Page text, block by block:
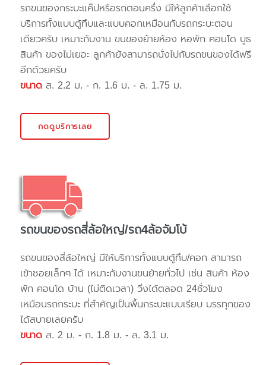
รถขนของกระบะแค๊ปหรือรถตอนครึ่ง มีให้ลูกค้าเลือกใช้
บริการทั้งแบบตู้ทึบและแบบคอกเหมือนกับรถกระบะตอน
เดียวครับ เหมาะกับงาน ขนของย้ายห้อง หอพัก คอนโด บูธ
สินค้า ของไม่เยอะ ลูกค้ายังสามารถนั่งไปกับรถขนของได้ฟรี
อีกด้วยครับ
ขนาด ส. 2.2 ม. - ก. 1.6 ม. - ล. 1.75 ม.
กดดูบริการเลย
รถขนของรถสี่ล้อใหญ่/รถ4ล้อจัมโบ้
รถขนของสี่ล้อใหญ่ มีให้บริการทั้งแบบตู้ทึบ/คอก สามารถ
เข้าซอยเล็กๆ ได้ เหมาะกับงานขนย้ายทั่วไป เช่น สินค้า ห้อง
พัก คอนโด บ้าน (ไม่ติดเวลา) วิ่งได้ตลอด 24ชั่วโมง
เหมือนรถกระบะ ที่สำคัญเป็นพื้นกระบะแบบเรียบ บรรทุกของ
ได้สบายเลยครับ
ขนาด ส. 2 ม. - ก. 1.8 ม. - ล. 3.1 ม.